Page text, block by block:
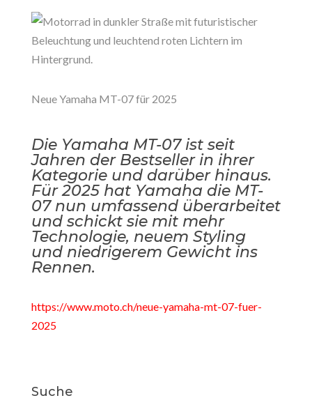
Neue Yamaha MT-07 für 2025
Die Yamaha MT-07 ist seit
Jahren der Bestseller in ihrer
Kategorie und darüber hinaus.
Für 2025 hat Yamaha die MT-
07 nun umfassend überarbeitet
und schickt sie mit mehr
Technologie, neuem Styling
und niedrigerem Gewicht ins
Rennen.
https://www.moto.ch/neue-yamaha-mt-07-fuer-
2025
Suche